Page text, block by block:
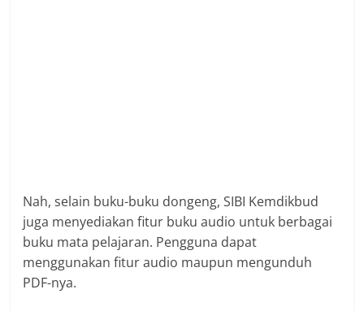
Nah, selain buku-buku dongeng, SIBI Kemdikbud
juga menyediakan fitur buku audio untuk berbagai
buku mata pelajaran. Pengguna dapat
menggunakan fitur audio maupun mengunduh
PDF-nya.